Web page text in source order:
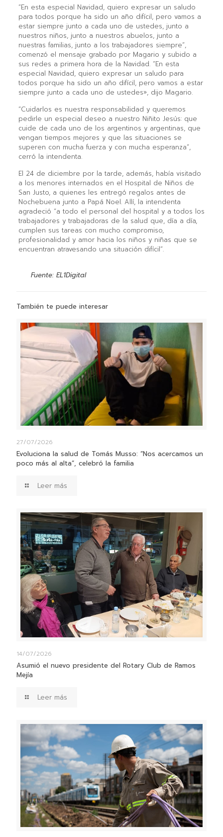
“En esta especial Navidad, quiero expresar un saludo
para todos porque ha sido un año difícil, pero vamos a
estar siempre junto a cada uno de ustedes, junto a
nuestros niños, junto a nuestros abuelos, junto a
nuestras familias, junto a los trabajadores siempre”,
comenzó el mensaje grabado por Magario y subido a
sus redes a primera hora de la Navidad. “En esta
especial Navidad, quiero expresar un saludo para
todos porque ha sido un año difícil, pero vamos a estar
siempre junto a cada uno de ustedes», dijo Magario.
“Cuidarlos es nuestra responsabilidad y queremos
pedirle un especial deseo a nuestro Niñito Jesús: que
cuide de cada uno de los argentinos y argentinas, que
vengan tiempos mejores y que las situaciones se
superen con mucha fuerza y con mucha esperanza”,
cerró la intendenta.
El 24 de diciembre por la tarde, además, había visitado
a los menores internados en el Hospital de Niños de
San Justo, a quienes les entregó regalos antes de
Nochebuena junto a Papá Noel. Allí, la intendenta
agradeció “a todo el personal del hospital y a todos los
trabajadores y trabajadoras de la salud que, día a día,
cumplen sus tareas con mucho compromiso,
profesionalidad y amor hacia los niños y niñas que se
encuentran atravesando una situación difícil”.
Fuente: EL1Digital
También te puede interesar
27/07/2026
Evoluciona la salud de Tomás Musso: “Nos acercamos un
poco más al alta”, celebró la familia
Leer más
14/07/2026
Asumió el nuevo presidente del Rotary Club de Ramos
Mejía
Leer más